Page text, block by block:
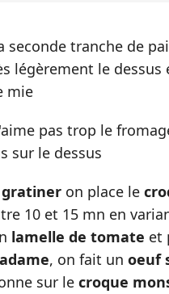
seconde tranche de
légèrement le dessus
mie
pas trop le
sur le dessus
gratiner on place le
10 et 15 mn en
lamelle de tomate et
, on fait un oeuf
sur le croque